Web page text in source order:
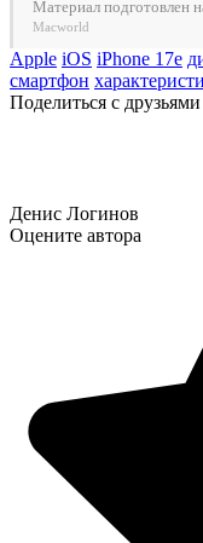
Материал подготовлен
Macworld
Apple iOS iPhone 17e
смартфон
Поделиться с друзьями
Денис Логинов
Оцените автора